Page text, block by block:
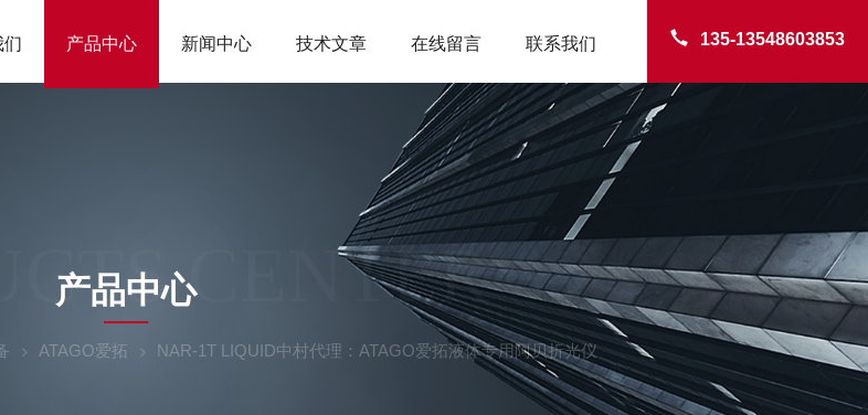
135-13548603853
们 产品中心 新闻中心 技术文章 在线留言 联系我们
CENTER
产品中心
ATAGO爱拓 NAR-1T LIQUID中村代理：ATAGO爱拓液体专用阿贝折光仪